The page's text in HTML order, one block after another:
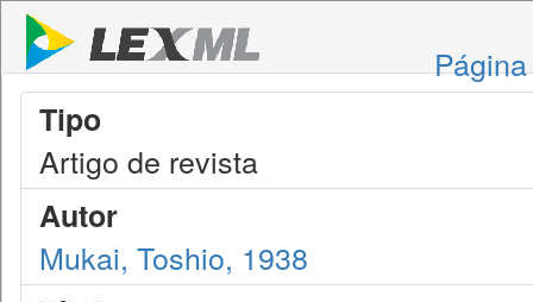
Tipo
Artigo de revista
Autor
Mukai, Toshio, 1938